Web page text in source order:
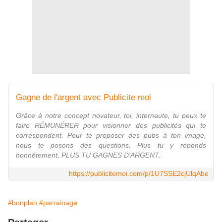
Gagne de l'argent avec Publicite moi
Grâce à notre concept novateur, toi, internaute, tu peux te
faire RÉMUNÉRER pour visionner des publicités qui te
correspondent. Pour te proposer des pubs à ton image,
nous te posons des questions. Plus tu y réponds
honnêtement, PLUS TU GAGNES D'ARGENT.
https://publicitemoi.com/p/1U7SSE2cjUlqAbe
#bonplan #parrainage